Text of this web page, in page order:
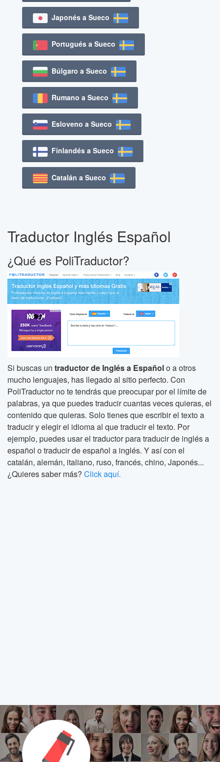
Japonés a Sueco
Portugués a Sueco
Búlgaro a Sueco
Rumano a Sueco
Esloveno a Sueco
Finlandés a Sueco
Catalán a Sueco
Traductor Inglés Español
¿Qué es PoliTraductor?
Si buscas un traductor de Inglés a Españolo a otros
mucho lenguajes, has llegado al sitio perfecto. Con
PoliTraductor no te tendrás que preocupar por el límite de
palabras, ya que puedes traducir cuantas veces quieras, el
contenido que quieras. Solo tienes que escribir el texto a
traducir y elegir el idioma al que traducir el texto. Por
ejemplo, puedes usar el traductor para traducir de inglés a
español o traducir de español a inglés. Y así con el
catalán, alemán, italiano, ruso, francés, chino, Japonés...
¿Quieres saber más? Click aquí.